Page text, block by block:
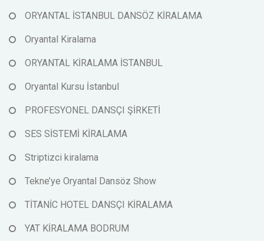
ORYANTAL İSTANBUL DANSÖZ KİRALAMA
Oryantal Kiralama
ORYANTAL KİRALAMA İSTANBUL
Oryantal Kursu İstanbul
PROFESYONEL DANSÇI ŞİRKETİ
SES SİSTEMİ KİRALAMA
Striptizci kiralama
Tekne’ye Oryantal Dansöz Show
TİTANİC HOTEL DANSÇI KİRALAMA
YAT KİRALAMA BODRUM